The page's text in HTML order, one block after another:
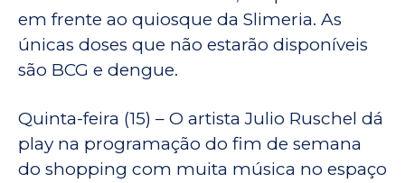
em frente ao quiosque da Slimeria. As
únicas doses que não estarão disponíveis
são BCG e dengue.
Quinta-feira (15) – O artista Julio Ruschel dá
play na programação do fim de semana
do shopping com muita música no espaço